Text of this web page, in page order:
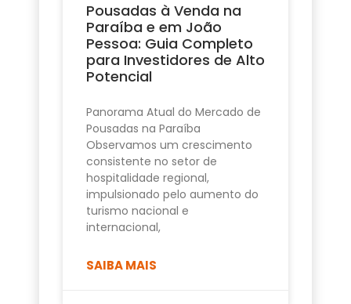
Pousadas à Venda na
Paraíba e em João
Pessoa: Guia Completo
para Investidores de Alto
Potencial
Panorama Atual do Mercado de
Pousadas na Paraíba
Observamos um crescimento
consistente no setor de
hospitalidade regional,
impulsionado pelo aumento do
turismo nacional e
internacional,
SAIBA MAIS